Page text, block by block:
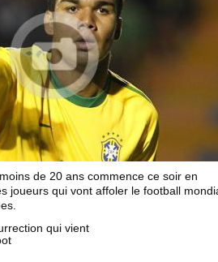
de 20 ans commence ce soir en
joueurs qui vont affoler le football
qui vient